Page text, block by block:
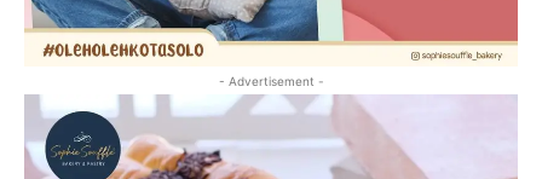
- Advertisement -